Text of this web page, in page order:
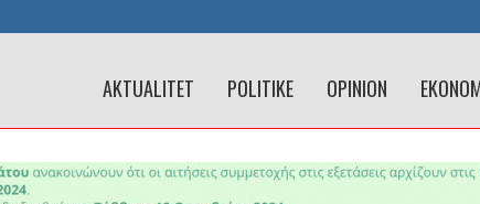
AKTUALITET POLITIKE OPINION